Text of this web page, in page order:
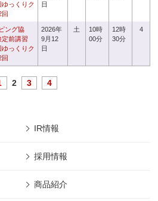
っくりク
日
ング協
前講習
っくりク
2026年
9月12
日
土
10時
00分
12時
30分
4
2 3 4
IR情報
採用情報
商品紹介